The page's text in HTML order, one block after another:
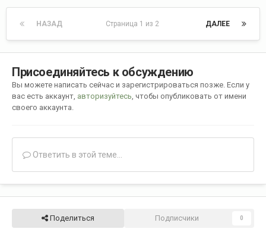
НАЗАД ДАЛЕЕ
Страница 1 из 2
Присоединяйтесь к обсуждению
Вы можете написать сейчас и зарегистрироваться позже. Если у
вас есть аккаунт, авторизуйтесь , чтобы опубликовать от имени
своего аккаунта.
Ответить в этой теме...
Поделиться Подписчики 0